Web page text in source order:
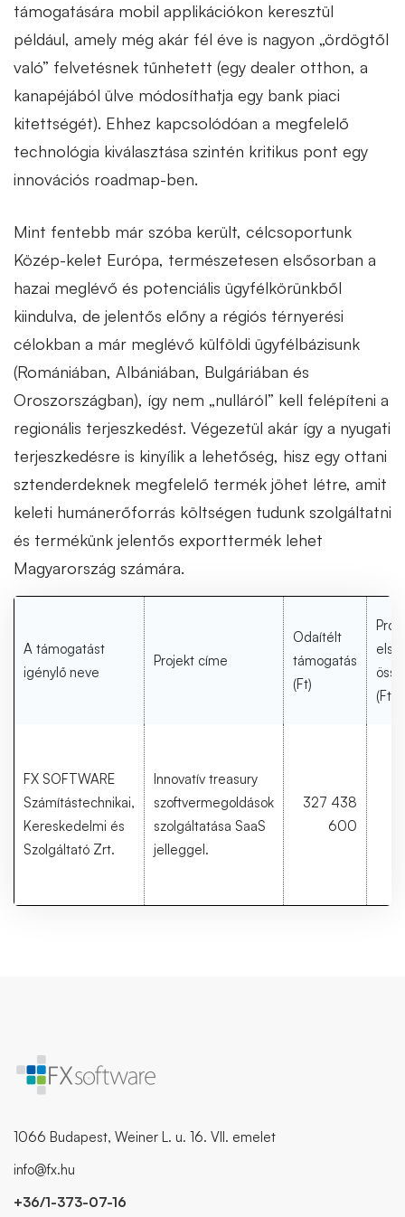
támogatására mobil applikációkon keresztül
például, amely még akár fél éve is nagyon „ördögtől
való” felvetésnek tűnhetett (egy dealer otthon, a
kanapéjából ülve módosíthatja egy bank piaci
kitettségét). Ehhez kapcsolódóan a megfelelő
technológia kiválasztása szintén kritikus pont egy
innovációs roadmap-ben.
Mint fentebb már szóba került, célcsoportunk
Közép-kelet Európa, természetesen elsősorban a
hazai meglévő és potenciális ügyfélkörünkből
kiindulva, de jelentős előny a régiós térnyerési
célokban a már meglévő külföldi ügyfélbázisunk
(Romániában, Albániában, Bulgáriában és
Oroszországban), így nem „nulláról” kell felépíteni a
regionális terjeszkedést. Végezetül akár így a nyugati
terjeszkedésre is kinyílik a lehetőség, hisz egy ottani
sztenderdeknek megfelelő termék jöhet létre, amit
keleti humánerőforrás költségen tudunk szolgáltatni
és termékünk jelentős exporttermék lehet
Magyarország számára.
A támogatást
igénylő neve
Projekt címe
Odaítélt
támogatás
(Ft)
(Ft)
FX SOFTWARE
Számítástechnikai,
Kereskedelmi és
Szolgáltató Zrt.
Innovatív treasury
szoftvermegoldások
szolgáltatása SaaS
jelleggel.
327 438
600
1066 Budapest, Weiner L. u. 16. VII. emelet
info@fx.hu
+36/1-373-07-16